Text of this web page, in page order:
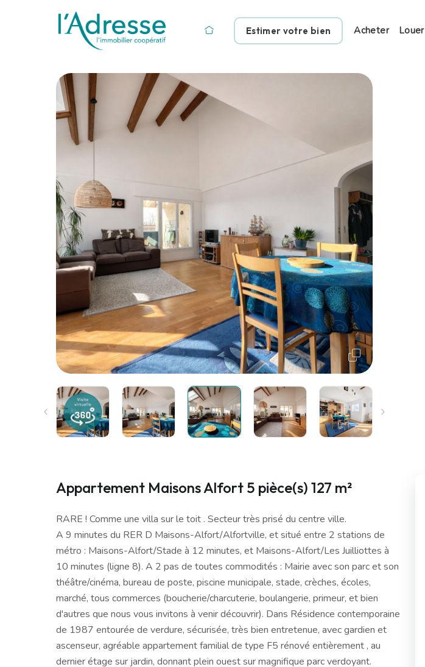
Estimer votre bien Acheter Louer
Appartement Maisons Alfort 5 pièce(s) 127 m²
RARE ! Comme une villa sur le toit . Secteur très prisé du centre ville.
A 9 minutes du RER D Maisons-Alfort/Alfortville, et situé entre 2 stations de
métro : Maisons-Alfort/Stade à 12 minutes, et Maisons-Alfort/Les Juilliottes à
10 minutes (ligne 8). A 2 pas de toutes commodités : Mairie avec son parc et son
théâtre/cinéma, bureau de poste, piscine municipale, stade, crèches, écoles,
marché, tous commerces (boucherie/charcuterie, boulangerie, primeur, et bien
d'autres que nous vous invitons à venir découvrir). Dans Résidence contemporaine
de 1987 entourée de verdure, sécurisée, très bien entretenue, avec gardien et
ascenseur, agréable appartement familial de type F5 rénové entièrement , au
dernier étage sur jardin, donnant plein ouest sur magnifique parc verdoyant.